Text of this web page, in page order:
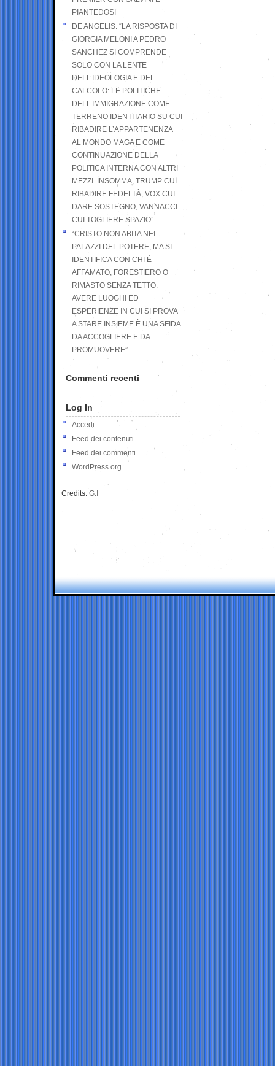
PIANTEDOSI
DE ANGELIS: “LA RISPOSTA DI
GIORGIA MELONI A PEDRO
SANCHEZ SI COMPRENDE
SOLO CON LA LENTE
DELL’IDEOLOGIA E DEL
CALCOLO: LE POLITICHE
DELL’IMMIGRAZIONE COME
TERRENO IDENTITARIO SU CUI
RIBADIRE L’APPARTENENZA
AL MONDO MAGA E COME
CONTINUAZIONE DELLA
POLITICA INTERNA CON ALTRI
MEZZI. INSOMMA, TRUMP CUI
RIBADIRE FEDELTÀ, VOX CUI
DARE SOSTEGNO, VANNACCI
CUI TOGLIERE SPAZIO”
“CRISTO NON ABITA NEI
PALAZZI DEL POTERE, MA SI
IDENTIFICA CON CHI È
AFFAMATO, FORESTIERO O
RIMASTO SENZA TETTO.
AVERE LUOGHI ED
ESPERIENZE IN CUI SI PROVA
A STARE INSIEME È UNA SFIDA
DA ACCOGLIERE E DA
PROMUOVERE”
Commenti recenti
Log In
Accedi
Feed dei contenuti
Feed dei commenti
WordPress.org
Credits: G.I